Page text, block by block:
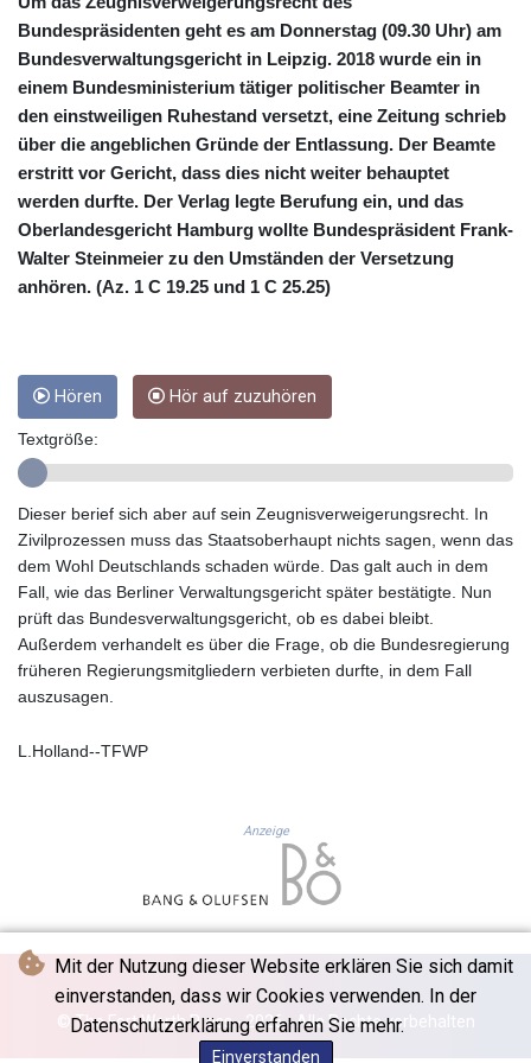
Mit der Nutzung dieser Website erklären Sie sich damit
einverstanden, dass wir Cookies verwenden. In der
Datenschutzerklärung erfahren Sie mehr.
Einverstanden
CUP 26.5
CVE 95.41136
CZK 20.95865
DKK 6.47365
DOP 58.232602
DZD 132.944019
EGP 49.775899
ERN 15
ETB 161.161277
GIP 0.742819
GNF
8770.290382
GTQ 7.616295
GYD 208.881351
HKD 7.84372
HNL 26.762769
HRK 6.523803
ISK 122.78976
JEP 0.742819
JMD 158.672337
Bundespräsidenten geht es am Donnerstag (09.30 Uhr) am
Bundesverwaltungsgericht in Leipzig. 2018 wurde ein in
einem Bundesministerium tätiger politischer Beamter in
den einstweiligen Ruhestand versetzt, eine Zeitung schrieb
über die angeblichen Gründe der Entlassung. Der Beamte
erstritt vor Gericht, dass dies nicht weiter behauptet
werden durfte. Der Verlag legte Berufung ein, und das
Oberlandesgericht Hamburg wollte Bundespräsident Frank-
Walter Steinmeier zu den Umständen der Versetzung
anhören. (Az. 1 C 19.25 und 1 C 25.25)
Hören Hör auf zuzuhören
Textgröße:
Dieser berief sich aber auf sein Zeugnisverweigerungsrecht. In
Zivilprozessen muss das Staatsoberhaupt nichts sagen, wenn das
dem Wohl Deutschlands schaden würde. Das galt auch in dem
Fall, wie das Berliner Verwaltungsgericht später bestätigte. Nun
prüft das Bundesverwaltungsgericht, ob es dabei bleibt.
Außerdem verhandelt es über die Frage, ob die Bundesregierung
früheren Regierungsmitgliedern verbieten durfte, in dem Fall
auszusagen.
L.Holland--TFWP
Anzeige
© The Fort Worth Press - 2026 - Alle Rechte vorbehalten